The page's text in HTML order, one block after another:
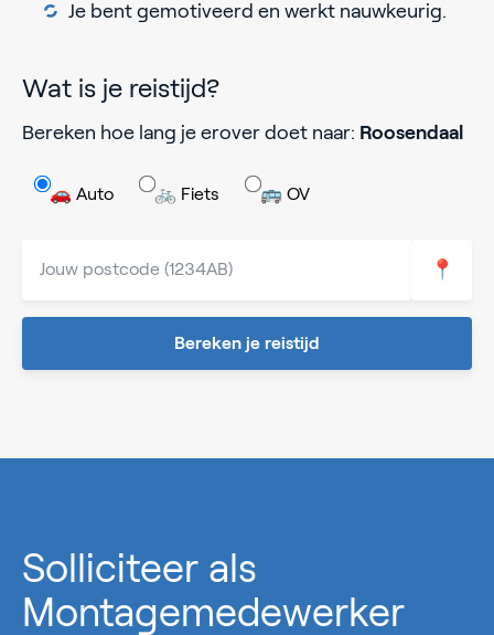
Je bent gemotiveerd en werkt nauwkeurig.
Wat is je reistijd?
Bereken hoe lang je erover doet naar: Roosendaal
🚗 Auto 🚲 Fiets 🚌 OV
📍
Bereken je reistijd
Solliciteer als
Montagemedewerker